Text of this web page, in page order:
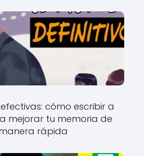
cómo escribir a
mejorar tu memoria de
rápida